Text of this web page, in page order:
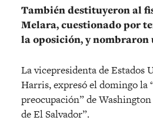
También destituyeron al
Melara, cuestionado por
la oposición, y
La vicepresidenta de Estados
Harris, expresó el domingo la
preocupación” de
de El Salvador”.